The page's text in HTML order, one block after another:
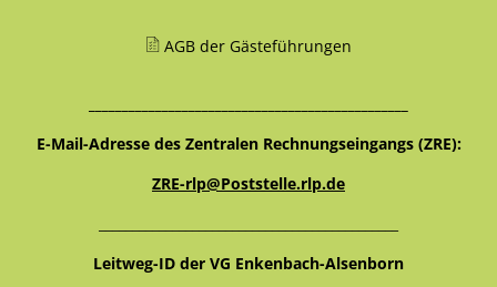
AGB der Gästeführungen
E-Mail-Adresse des Zentralen Rechnungseingangs (ZRE):
ZRE-rlp@Poststelle.rlp.de
Leitweg-ID der VG Enkenbach-Alsenborn